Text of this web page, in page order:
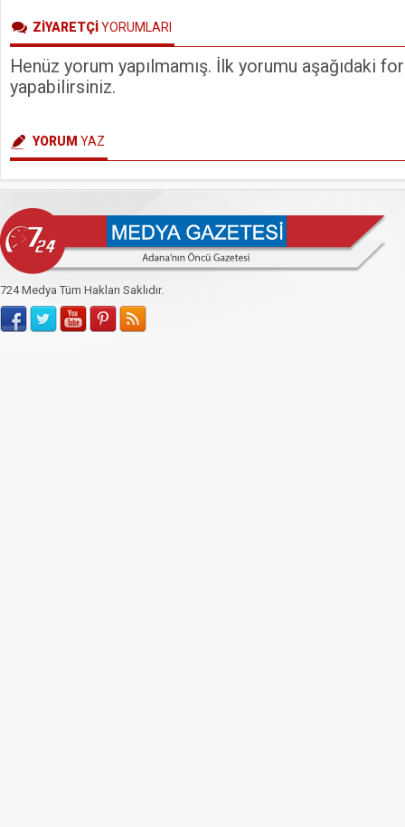
ZİYARETÇİYORUMLARI
Henüz yorum yapılmamış. İlk yorumu aşağıdaki
yapabilirsiniz.
YORUM YAZ
724 Medya Tüm Hakları Saklıdır.